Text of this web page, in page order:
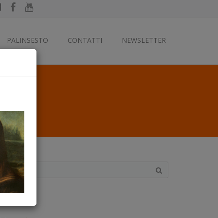
PALINSESTO CONTATTI NEWSLETTER